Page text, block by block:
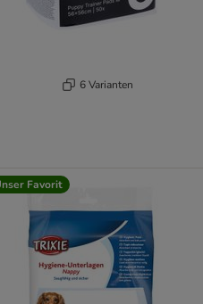
6 Varianten
Favorit